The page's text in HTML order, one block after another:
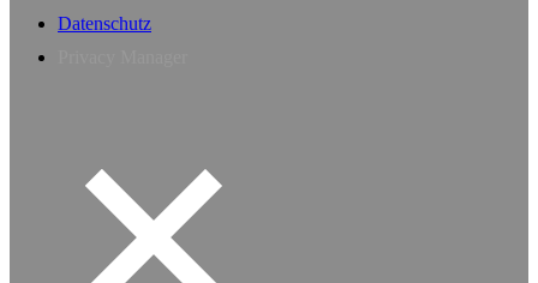
Datenschutz